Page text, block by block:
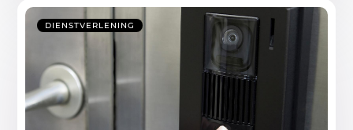
DIENSTVERLENING